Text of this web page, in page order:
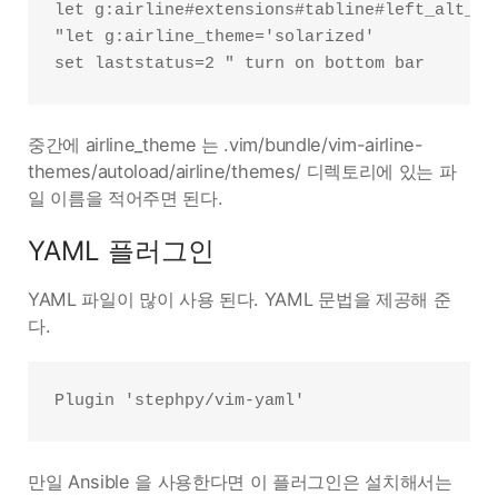
let
"let g:airline_theme='solarized'
중간에 airline_theme 는 .vim/bundle/vim-airline-
themes/autoload/airline/themes/ 디렉토리에 있는 파
일 이름을 적어주면 된다.
YAML 플러그인
YAML 파일이 많이 사용 된다. YAML 문법을 제공해 준
다.
만일 Ansible 을 사용한다면 이 플러그인은 설치해서는